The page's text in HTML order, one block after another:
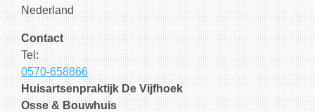
Nederland
Contact
Tel:
0570-658866
Huisartsenpraktijk De Vijfhoek
Osse & Bouwhuis